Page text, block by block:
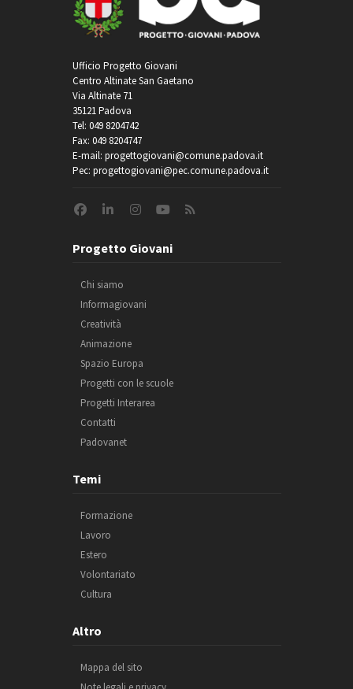
Ufficio Progetto Giovani
Centro Altinate San Gaetano
Via Altinate 71
35121 Padova
Tel: 049 8204742
Fax: 049 8204747
E-mail: progettogiovani@comune.padova.it
Pec: progettogiovani@pec.comune.padova.it
Progetto Giovani
Chi siamo
Informagiovani
Creatività
Animazione
Spazio Europa
Progetti con le scuole
Progetti Interarea
Contatti
Padovanet
Temi
Formazione
Lavoro
Estero
Volontariato
Cultura
Altro
Mappa del sito